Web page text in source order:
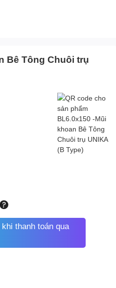
Bê Tông Chuôi trụ
thanh toán qua